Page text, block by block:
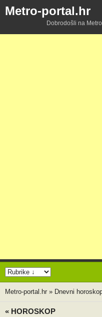
Metro-portal.hr
Dobrodošli na
Metro-portal.hr » Dnevni
« HOROSKOP